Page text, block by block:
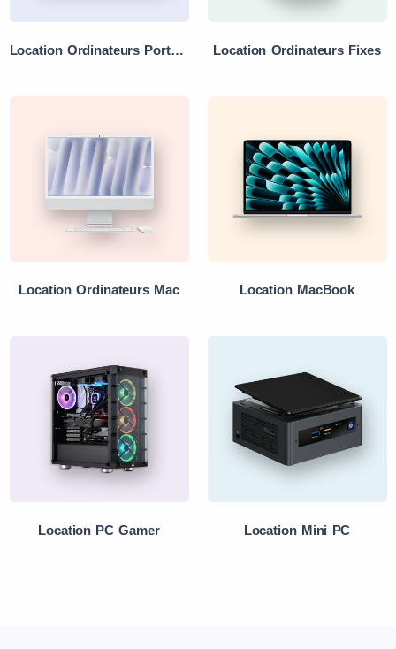
Location Ordinateurs Portables Location Ordinateurs Fixes
Location Ordinateurs Mac Location MacBook
Location PC Gamer Location Mini PC